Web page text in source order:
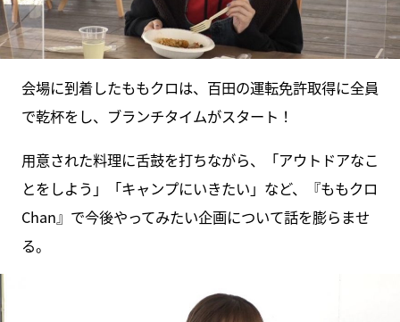
会場に到着したももクロは、百田の運転免許取得に全員
で乾杯をし、ブランチタイムがスタート！
用意された料理に舌鼓を打ちながら、「アウトドアなこ
とをしよう」「キャンプにいきたい」など、『ももクロ
Chan』で今後やってみたい企画について話を膨らませ
る。